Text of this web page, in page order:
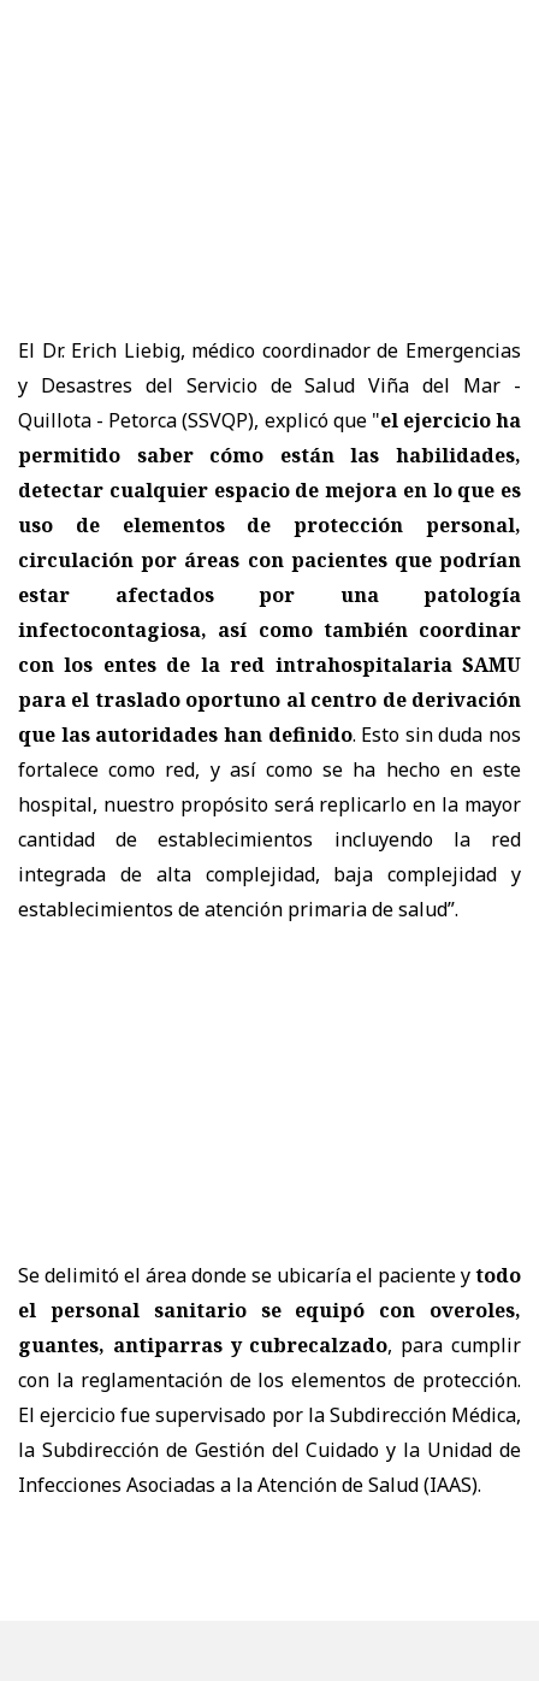
El Dr. Erich Liebig, médico coordinador de Emergencias
y Desastres del Servicio de Salud Viña del Mar -
Quillota - Petorca (SSVQP), explicó que "el ejercicio ha
permitido saber cómo están las habilidades,
detectar cualquier espacio de mejora en lo que es
uso de elementos de protección personal,
circulación por áreas con pacientes que podrían
estar afectados por una patología
infectocontagiosa, así como también coordinar
con los entes de la red intrahospitalaria SAMU
para el traslado oportuno al centro de derivación
que las autoridades han definido. Esto sin duda nos
fortalece como red, y así como se ha hecho en este
hospital, nuestro propósito será replicarlo en la mayor
cantidad de establecimientos incluyendo la red
integrada de alta complejidad, baja complejidad y
establecimientos de atención primaria de salud”.
Se delimitó el área donde se ubicaría el paciente ytodo
el personal sanitario se equipó con overoles,
guantes, antiparras y cubrecalzado, para cumplir
con la reglamentación de los elementos de protección.
El ejercicio fue supervisado por la Subdirección Médica,
la Subdirección de Gestión del Cuidado y la Unidad de
Infecciones Asociadas a la Atención de Salud (IAAS).